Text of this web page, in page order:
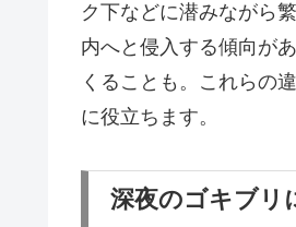
ク下などに潜みながら
内へと侵入する傾向が
くることも。これらの
に役立ちます。
深夜のゴキブリ